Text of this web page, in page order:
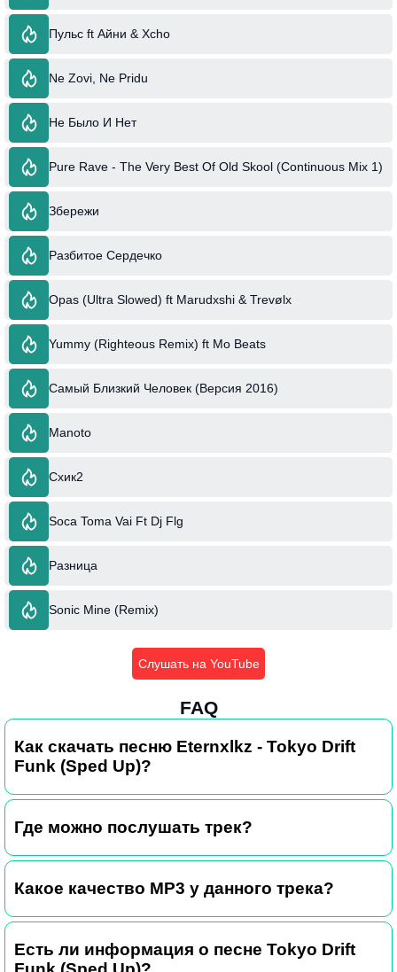
Пульс ft Айни & Xcho
Ne Zovi, Ne Pridu
Не Было И Нет
Pure Rave - The Very Best Of Old Skool (Continuous Mix 1)
Збережи
Разбитое Сердечко
Opas (Ultra Slowed) ft Marudxshi & Trevølx
Yummy (Righteous Remix) ft Mo Beats
Самый Близкий Человек (Версия 2016)
Manoto
Схик2
Soca Toma Vai Ft Dj Flg
Разница
Sonic Mine (Remix)
Слушать на YouTube
FAQ
Как скачать песню Eternxlkz - Tokyo Drift
Funk (Sped Up)?
Где можно послушать трек?
Какое качество MP3 у данного трека?
Есть ли информация о песне Tokyo Drift